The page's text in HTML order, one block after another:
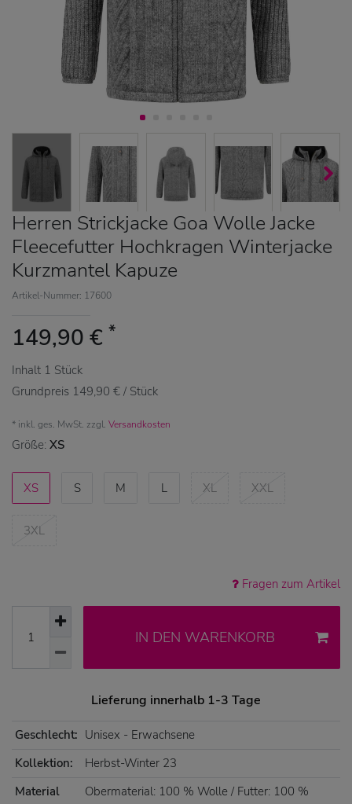
Herren Strickjacke Goa Wolle Jacke
Fleecefutter Hochkragen Winterjacke
Kurzmantel Kapuze
Artikel-Nummer: 17600
149,90 € *
Inhalt 1 Stück
Grundpreis 149,90 € / Stück
* inkl. ges. MwSt. zzgl. Versandkosten
Größe: XS
XS S M L XL XXL
3XL
Fragen zum Artikel
IN DEN WARENKORB
Lieferung innerhalb 1-3 Tage
Geschlecht: Unisex - Erwachsene
Kollektion:
Herbst-Winter 23
Material
Obermaterial: 100 % Wolle / Futter: 100 %